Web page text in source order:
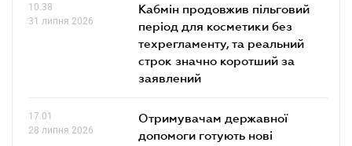
10.38
31 липня 2026
Кабмін продовжив пільговий
період для косметики без
техрегламенту, та реальний
строк значно коротший за
заявлений
17.01
28 липня 2026
Отримувачам державної
допомоги готують нові